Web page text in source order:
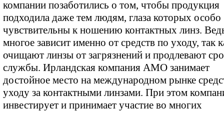
компании позаботились о том, чтобы продукция
подходила даже тем людям, глаза которых особо
чувствительны к ношению контактных линз.
многое зависит именно от средств по уходу, так
очищают линзы от загрязнений и продлевают
службы. Ирландская компания АМО занимает
достойное место на международном рынке
уходу за контактными линзами. При этом
инвестирует и принимает участие во многих